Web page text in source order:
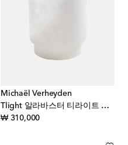
Michaël Verheyden
Tlight 알라바스터 티라이트 홀더
₩ 310,000original price